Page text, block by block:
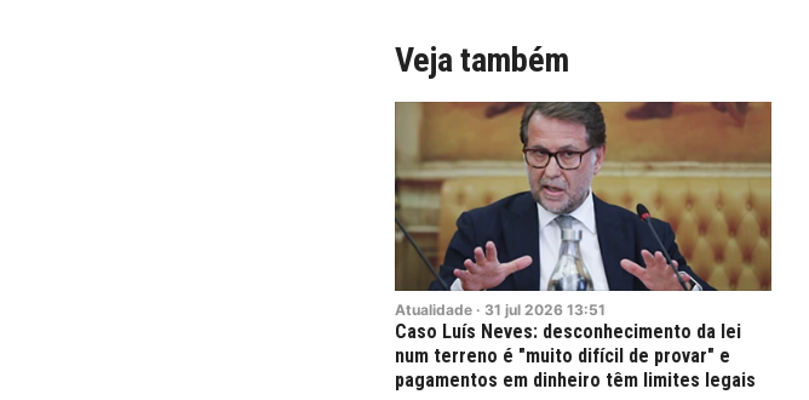
Veja também
Atualidade · 31 jul 2026 13:51
Caso Luís Neves: desconhecimento da lei
num terreno é "muito difícil de provar" e
pagamentos em dinheiro têm limites legais